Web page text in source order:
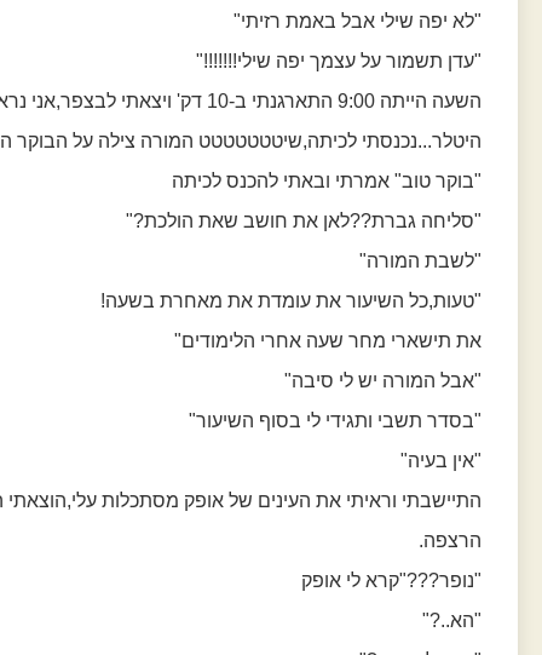
"לא יפה שילי אבל באמת רזיתי"
"עדן תשמור על עצמך יפה שילי!!!!!!!"
השעה הייתה 9:00 התארגנתי ב-10 דק' ויצאתי לבצפר,אני נראתי כמו הצרות של
היטלר...נכנסתי לכיתה,שיטטטטטטט המורה צילה על הבוקר
"בוקר טוב" אמרתי ובאתי להכנס לכיתה
"סליחה גברת??לאן את חושב שאת הולכת?"
"לשבת המורה"
"טעות,כל השיעור את עומדת את מאחרת בשעה!
את תישארי מחר שעה אחרי הלימודים"
"אבל המורה יש לי סיבה"
"בסדר תשבי ותגידי לי בסוף השיעור"
"אין בעיה"
התיישבתי וראיתי את העינים של אופק מסתכלות
הרצפה.
"נופר???"קרא לי אופק
"הא..?"